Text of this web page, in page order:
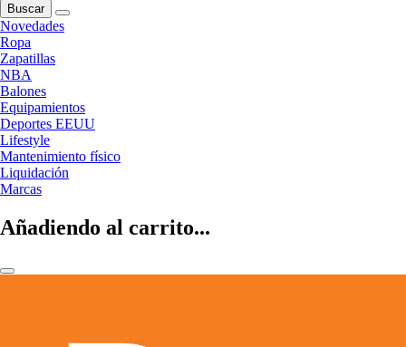
Buscar
Novedades
Ropa
Zapatillas
NBA
Balones
Equipamientos
Deportes EEUU
Lifestyle
Mantenimiento físico
Liquidación
Marcas
Añadiendo al carrito...